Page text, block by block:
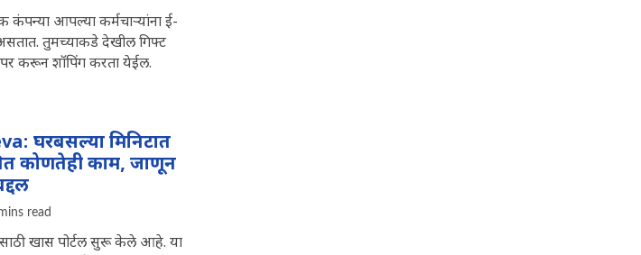
आपल्या कर्मचाऱ्यांना ई-
तुमच्याकडे देखील गिफ्ट
करून शॉपिंग करता येईल.
घरबसल्या मिनिटात
कोणतेही काम, जाणून
read
खास पोर्टल सुरू केले आहे. या